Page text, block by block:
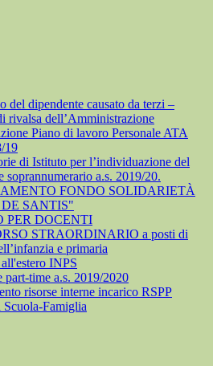
del dipendente causato da terzi –
rivalsa dell’Amministrazione
Piano di lavoro Personale ATA
19
di Istituto per l’individuazione del
soprannumerario a.s. 2019/20.
FONDO SOLIDARIETÀ
SANTIS"
PER DOCENTI
STRAORDINARIO a posti di
e primaria
INPS
part-time a.s. 2019/2020
risorse interne incarico RSPP
Famiglia